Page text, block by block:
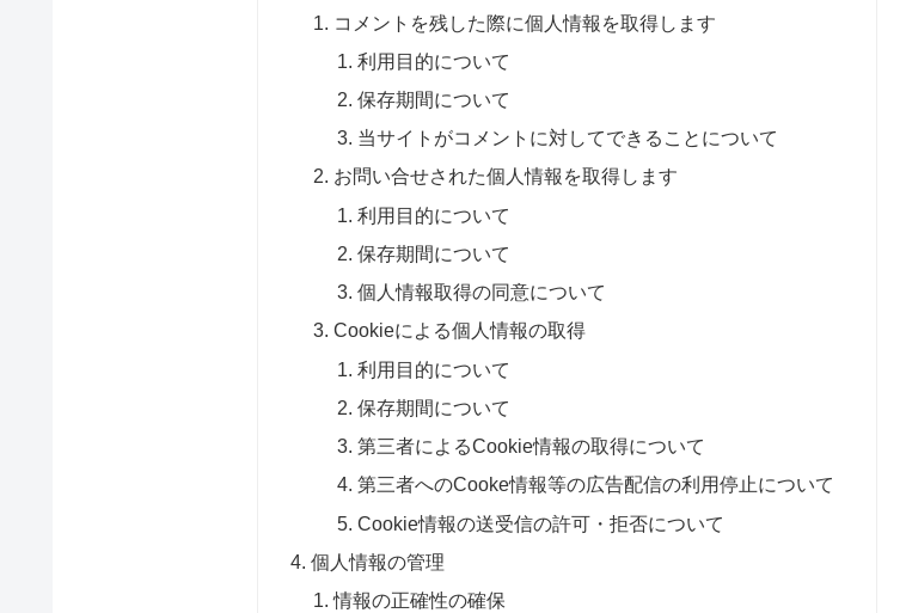
コメントを残した際に個人情報を取得します
利用目的について
保存期間について
当サイトがコメントに対してできることについて
お問い合せされた個人情報を取得します
利用目的について
保存期間について
個人情報取得の同意について
Cookieによる個人情報の取得
利用目的について
保存期間について
第三者によるCookie情報の取得について
第三者へのCooke情報等の広告配信の利用停止について
Cookie情報の送受信の許可・拒否について
個人情報の管理
情報の正確性の確保